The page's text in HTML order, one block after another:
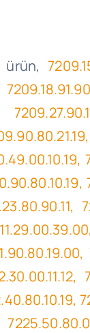
ürün,